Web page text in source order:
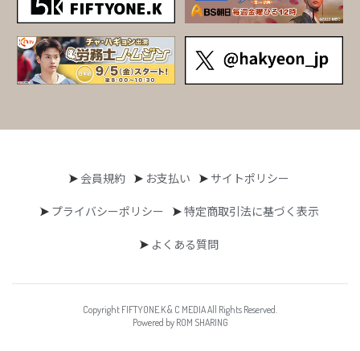
会員規約 お支払い サイトポリシー
プライバシーポリシー 特定商取引法に基づく表示
よくある質問
Copyright FIFTYONE.K & C MEDIA All Rights Reserved.
Powered by ROM SHARING